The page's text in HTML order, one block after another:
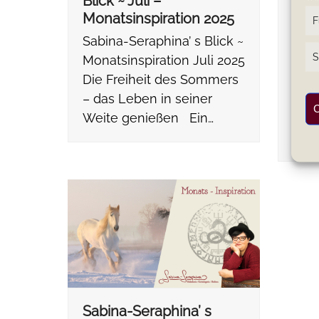
Monatsinspiration 2025
Sabina-Seraphina’ s Blick ~
Monatsinspiration Juli 2025
Die Freiheit des Sommers
– das Leben in seiner
Weite genießen Ein…
Sabina-Seraphina’ s